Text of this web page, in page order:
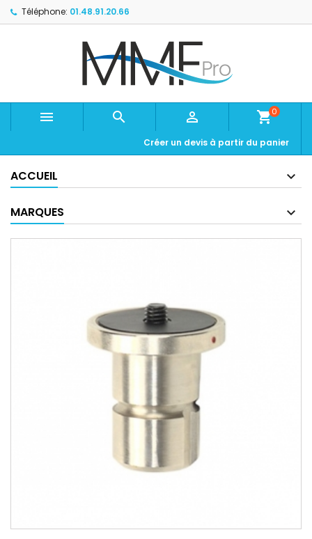
Téléphone: 01.48.91.20.66
   shopping_cart0
Créer un devis à partir du panier
ACCUEIL
MARQUES